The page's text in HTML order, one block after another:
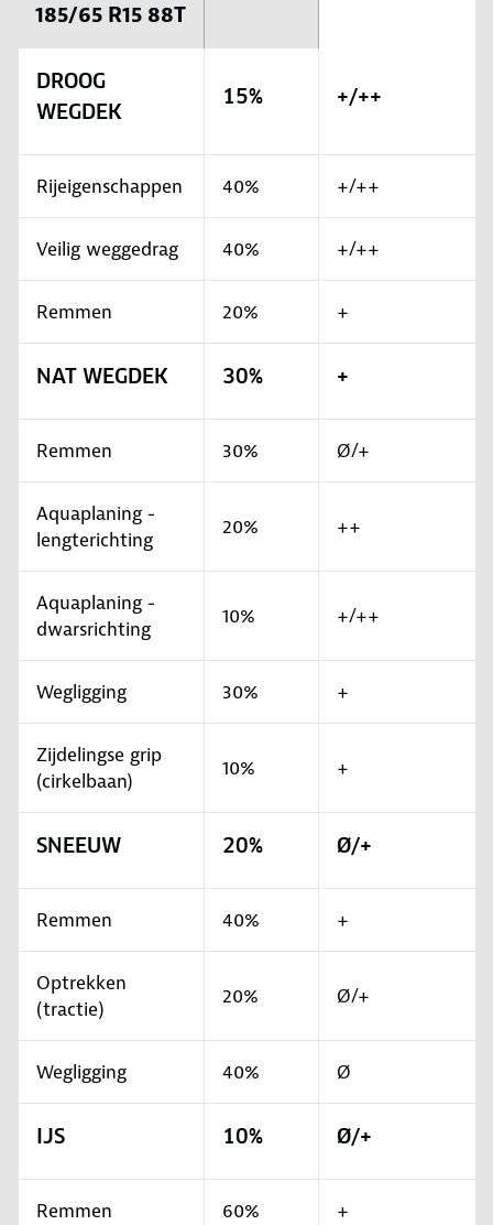
185/65 R15 88T
DROOG
WEGDEK
15% +/++
Rijeigenschappen 40% +/++
Veilig weggedrag 40% +/++
Remmen 20% +
NAT WEGDEK 30% +
Remmen 30% Ø/+
Aquaplaning -
lengterichting
20% ++
Aquaplaning -
dwarsrichting
10% +/++
Wegligging 30% +
Zijdelingse grip
(cirkelbaan)
10% +
SNEEUW 20% Ø/+
Remmen 40% +
Optrekken
(tractie)
20% Ø/+
Wegligging 40% Ø
IJS 10% Ø/+
Remmen 60% +